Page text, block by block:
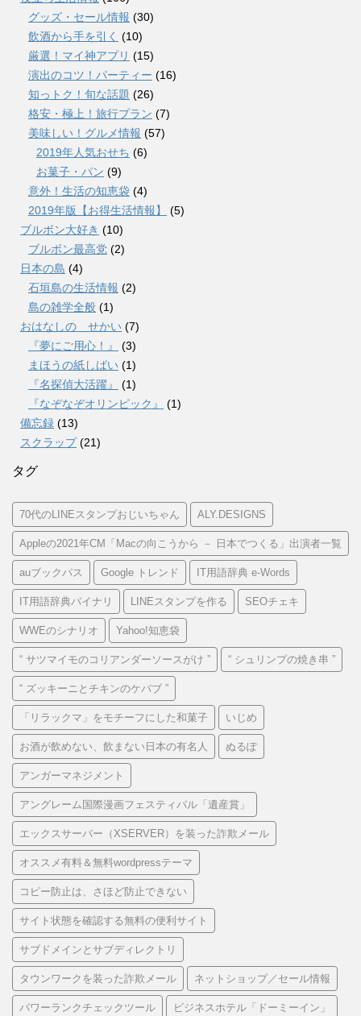
グッズ・セール情報 (30)
飲酒から手を引く (10)
厳選！マイ神アプリ (15)
演出のコツ！パーティー (16)
知っトク！旬な話題 (26)
格安・極上！旅行プラン (7)
美味しい！グルメ情報 (57)
2019年人気おせち (6)
お菓子・パン (9)
意外！生活の知恵袋 (4)
2019年版【お得生活情報】
(5)
ブルボン大好き (10)
ブルボン最高党 (2)
日本の島 (4)
石垣島の生活情報 (2)
島の雑学全般 (1)
おはなしの せかい (7)
『夢にご用心！』
(3)
まほうの紙しばい (1)
『名探偵大活躍』
(1)
『なぞなぞオリンピック』
(1)
備忘録 (13)
スクラップ(21)
タグ
70代のLINEスタンプおじいちゃん ALY.DESIGNS
Appleの2021年CM「Macの向こうから － 日本でつくる」出演者一覧
auブックパス Google トレンド IT用語辞典 e-Words
IT用語辞典バイナリ LINEスタンプを作る SEOチェキ
WWEのシナリオ Yahoo!知恵袋
“ サツマイモのコリアンダーソースがけ ” “ シュリンプの焼き串 ”
“ ズッキーニとチキンのケバブ ”
「リラックマ」をモチーフにした和菓子 いじめ
お酒が飲めない、飲まない日本の有名人 ぬるぽ
アンガーマネジメント
アングレーム国際漫画フェスティバル「遺産賞」
エックスサーバー（XSERVER）を装った詐欺メール
オススメ有料＆無料wordpressテーマ
コピー防止は、さほど防止できない
サイト状態を確認する無料の便利サイト
サブドメインとサブディレクトリ
タウンワークを装った詐欺メール ネットショップ／セール情報
パワーランクチェックツール ビジネスホテル「ドーミーイン」